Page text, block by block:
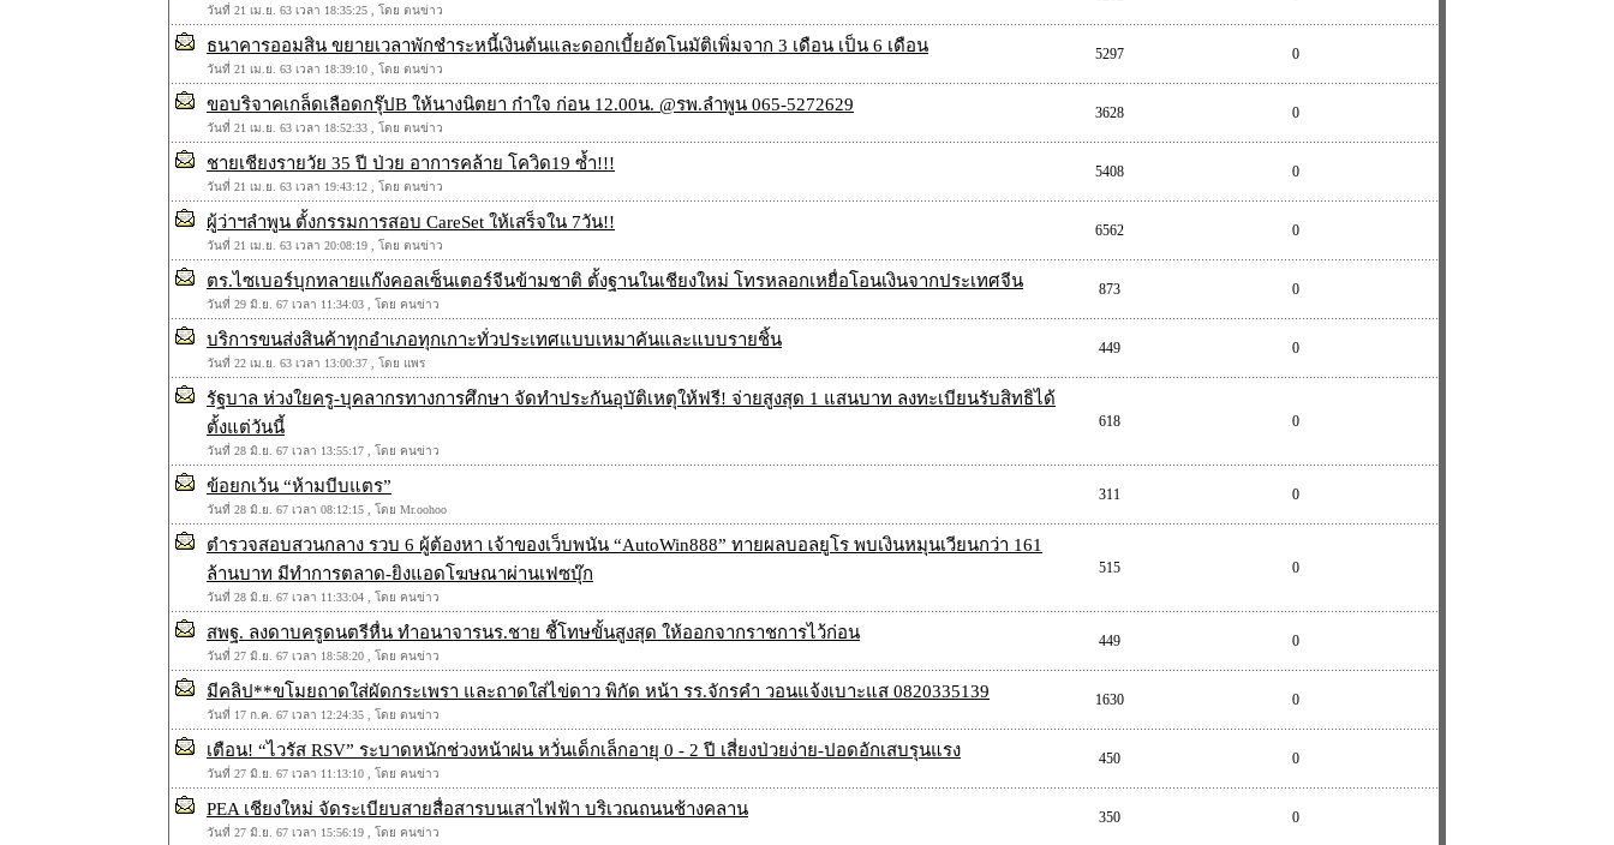
วันที่ 21 เม.ย. 63 เวลา 18:35:25 , โดย ตนข่าว
ธนาคารออมสิน ขยายเวลาพักชำระหนี้เงินต้นและดอกเบี้ยอัตโนมัติเพิ่มจาก 3 เดือน เป็น 6 เดือน
วันที่ 21 เม.ย. 63 เวลา 18:39:10 , โดย ตนข่าว
5297 0
ขอบริจาคเกล็ดเลือดกรุ๊ปB ให้นางนิตยา ก๋าใจ ก่อน 12.00น. @รพ.ลำพูน 065-5272629
วันที่ 21 เม.ย. 63 เวลา 18:52:33 , โดย ตนข่าว
3628 0
ชายเชียงรายวัย 35 ปี ป่วย อาการคล้าย โควิด19 ซ้ำ!!!
วันที่ 21 เม.ย. 63 เวลา 19:43:12 , โดย ตนข่าว
5408 0
ผู้ว่าฯลำพูน ตั้งกรรมการสอบ CareSet ให้เสร็จใน 7วัน!!
วันที่ 21 เม.ย. 63 เวลา 20:08:19 , โดย ตนข่าว
6562 0
ตร.ไซเบอร์บุกทลายแก๊งคอลเซ็นเตอร์จีนข้ามชาติ ตั้งฐานในเชียงใหม่ โทรหลอกเหยื่อโอนเงินจากประเทศจีน
วันที่ 29 มิ.ย. 67 เวลา 11:34:03 , โดย คนข่าว
873 0
บริการขนส่งสินค้าทุกอำเภอทุกเกาะทั่วประเทศแบบเหมาคันและแบบรายชิ้น
วันที่ 22 เม.ย. 63 เวลา 13:00:37 , โดย แพร
449 0
รัฐบาล ห่วงใยครู-บุคลากรทางการศึกษา จัดทำประกันอุบัติเหตุให้ฟรี! จ่ายสูงสุด 1 แสนบาท ลงทะเบียนรับสิทธิได้
ตั้งแต่วันนี้
วันที่ 28 มิ.ย. 67 เวลา 13:55:17 , โดย คนข่าว
618 0
ข้อยกเว้น “ห้ามบีบแตร”
วันที่ 28 มิ.ย. 67 เวลา 08:12:15 , โดย Mr.oohoo
311 0
ตำรวจสอบสวนกลาง รวบ 6 ผู้ต้องหา เจ้าของเว็บพนัน “AutoWin888” ทายผลบอลยูโร พบเงินหมุนเวียนกว่า 161
ล้านบาท มีทำการตลาด-ยิงแอดโฆษณาผ่านเฟซบุ๊ก
วันที่ 28 มิ.ย. 67 เวลา 11:33:04 , โดย คนข่าว
515 0
สพฐ. ลงดาบครูดนตรีหื่น ทำอนาจารนร.ชาย ชี้โทษขั้นสูงสุด ให้ออกจากราชการไว้ก่อน
วันที่ 27 มิ.ย. 67 เวลา 18:58:20 , โดย คนข่าว
449 0
มีคลิป**ขโมยถาดใส่ผัดกระเพรา และถาดใส่ไข่ดาว พิกัด หน้า รร.จักรคำ วอนแจ้งเบาะแส 0820335139
วันที่ 17 ก.ค. 67 เวลา 12:24:35 , โดย ตนข่าว
1630 0
เตือน! “ไวรัส RSV” ระบาดหนักช่วงหน้าฝน หวั่นเด็กเล็กอายุ 0 - 2 ปี เสี่ยงป่วยง่าย-ปอดอักเสบรุนแรง
วันที่ 27 มิ.ย. 67 เวลา 11:13:10 , โดย คนข่าว
450 0
PEA เชียงใหม่ จัดระเบียบสายสื่อสารบนเสาไฟฟ้า บริเวณถนนช้างคลาน
วันที่ 27 มิ.ย. 67 เวลา 15:56:19 , โดย คนข่าว
350 0